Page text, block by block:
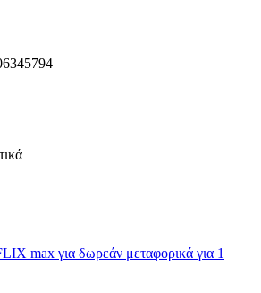
max για δωρεάν μεταφορικά για 1